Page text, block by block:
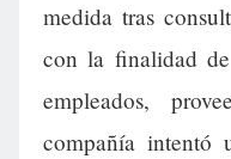
medida tras
con la finalidad de
empleados,
compañía intentó